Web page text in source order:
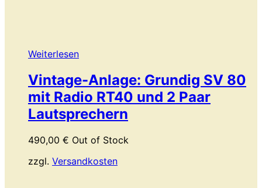
Weiterlesen
Vintage-Anlage: Grundig SV 80
mit Radio RT40 und 2 Paar
Lautsprechern
490,00 € Out of Stock
zzgl. Versandkosten